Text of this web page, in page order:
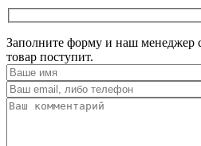
Заполните форму и наш менеджер
товар поступит.